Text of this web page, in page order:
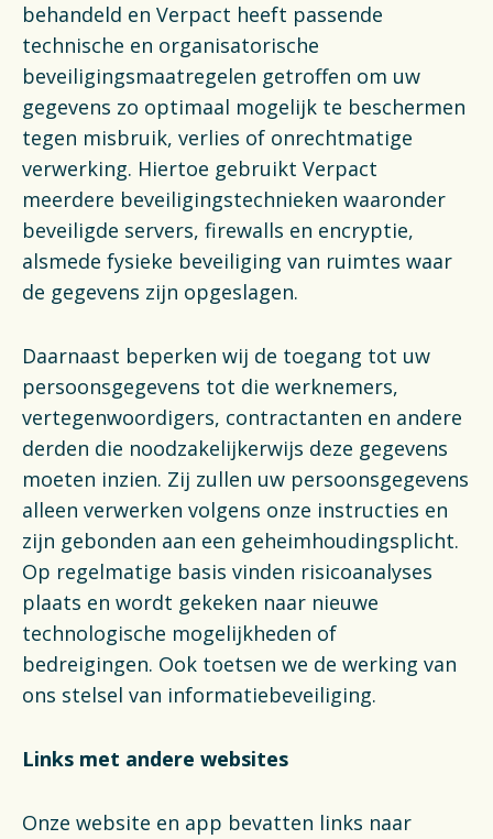
behandeld en Verpact heeft passende
technische en organisatorische
beveiligingsmaatregelen getroffen om uw
gegevens zo optimaal mogelijk te beschermen
tegen misbruik, verlies of onrechtmatige
verwerking. Hiertoe gebruikt Verpact
meerdere beveiligingstechnieken waaronder
beveiligde servers, firewalls en encryptie,
alsmede fysieke beveiliging van ruimtes waar
de gegevens zijn opgeslagen.
Daarnaast beperken wij de toegang tot uw
persoonsgegevens tot die werknemers,
vertegenwoordigers, contractanten en andere
derden die noodzakelijkerwijs deze gegevens
moeten inzien. Zij zullen uw persoonsgegevens
alleen verwerken volgens onze instructies en
zijn gebonden aan een geheimhoudingsplicht.
Op regelmatige basis vinden risicoanalyses
plaats en wordt gekeken naar nieuwe
technologische mogelijkheden of
bedreigingen. Ook toetsen we de werking van
ons stelsel van informatiebeveiliging.
Links met andere websites
Onze website en app bevatten links naar